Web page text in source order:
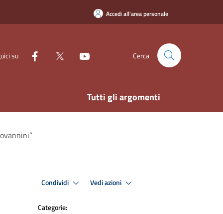
Accedi all'area personale
su Cerca
Tutti gli argomenti
Condividi Vedi azioni
Categorie: